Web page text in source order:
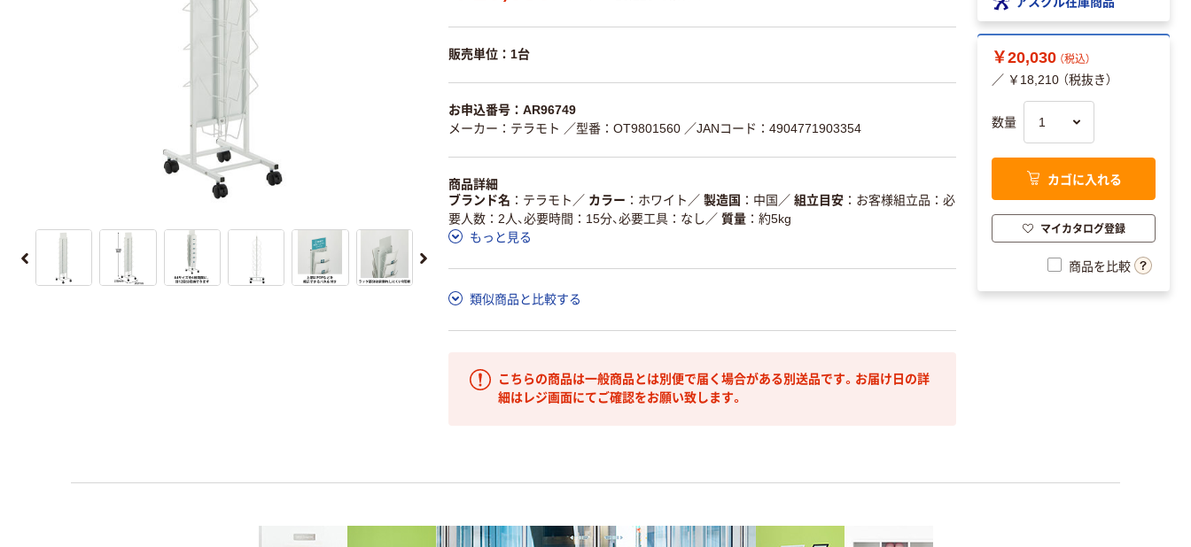
販売単位：1台
お申込番号：AR96749
メーカー：テラモト ／型番：OT9801560 ／JANコード：4904771903354
商品詳細
ブランド名
テラモト ／ カラー ホワイト ／ 製造国 中国 ／ 組立目安
お客様組立品：必
要人数：2人、必要時間：15分、必要工具：なし ／ 質量
約5kg
もっと見る
類似商品と比較する
こちらの商品は一般商品とは別便で届く場合がある別送品です。お届け日の詳
細はレジ画面にてご確認をお願い致します。
￥20,030 （税込）
／ ￥18,210 （税抜き）
数量
カゴに入れる
マイカタログ登録
商品を比較